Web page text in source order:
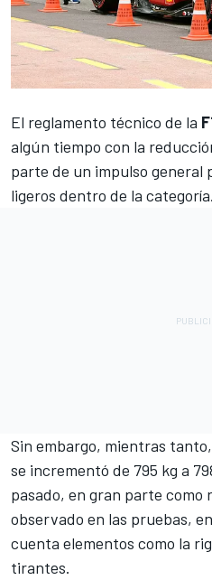
El reglamento técnico de la
algún tiempo con la
parte de un impulso general
ligeros dentro de la categoría.
Sin embargo, mientras
se incrementó de 795 kg a
pasado, en gran parte como
observado en las pruebas,
cuenta elementos como la
tirantes.